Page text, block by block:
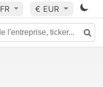
FR € EUR